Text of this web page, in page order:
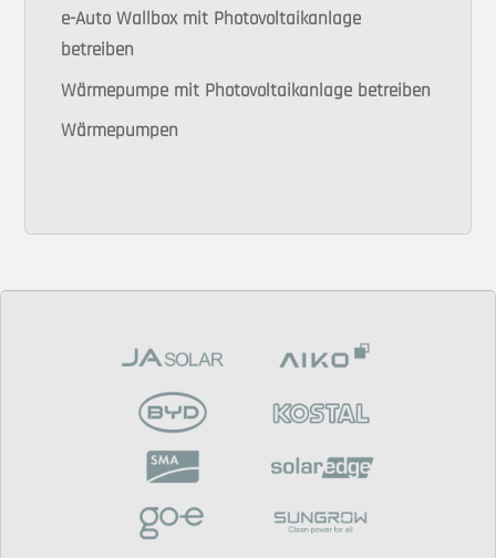
e-Auto Wallbox mit Photovoltaikanlage
betreiben
Wärmepumpe mit Photovoltaikanlage betreiben
Wärmepumpen